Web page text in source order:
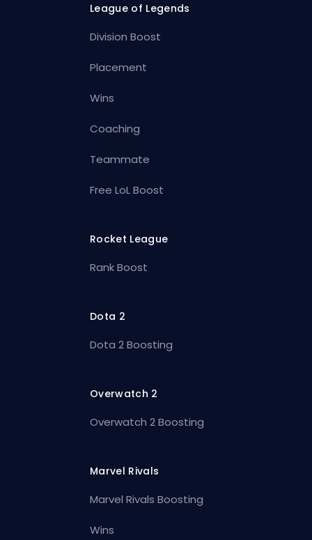
League of Legends
Division Boost
Placement
Wins
Coaching
Teammate
Free LoL Boost
Rocket League
Rank Boost
Dota 2
Dota 2 Boosting
Overwatch 2
Overwatch 2 Boosting
Marvel Rivals
Marvel Rivals Boosting
Wins